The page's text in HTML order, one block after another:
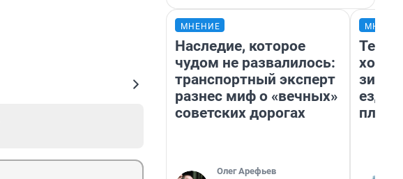
МНЕНИЕ
Наследие, которое
чудом не развалилось:
транспортный эксперт
разнес миф о «вечных»
советских дорогах
Олег Арефьев
ездит